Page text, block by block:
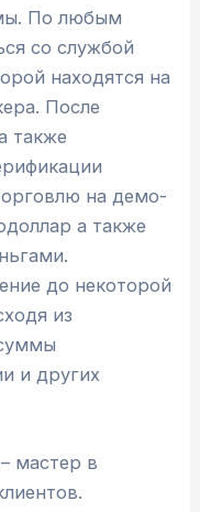
По любым
со службой
находятся на
После
также
на демо-
а также
до некоторой
из
и других
мастер в